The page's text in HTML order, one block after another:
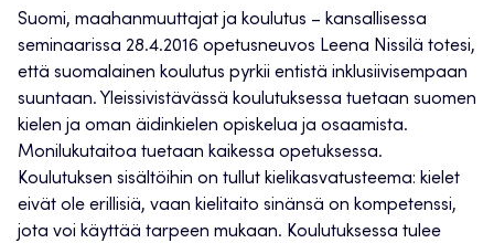
Suomi, maahanmuuttajat ja koulutus – kansallisessa
seminaarissa 28.4.2016 opetusneuvos Leena Nissilä totesi,
että suomalainen koulutus pyrkii entistä inklusiivisempaan
suuntaan. Yleissivistävässä koulutuksessa tuetaan suomen
kielen ja oman äidinkielen opiskelua ja osaamista.
Monilukutaitoa tuetaan kaikessa opetuksessa.
Koulutuksen sisältöihin on tullut kielikasvatusteema: kielet
eivät ole erillisiä, vaan kielitaito sinänsä on kompetenssi,
jota voi käyttää tarpeen mukaan. Koulutuksessa tulee